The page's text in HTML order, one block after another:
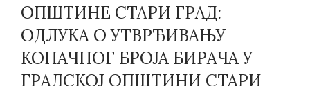
ОПШТИНЕ СТАРИ ГРАД:
ОДЛУКA О УТВРЂИВАЊУ
КОНАЧНОГ БРОЈА БИРАЧА У
ГРАДСКОЈ ОПШТИНИ СТАРИ